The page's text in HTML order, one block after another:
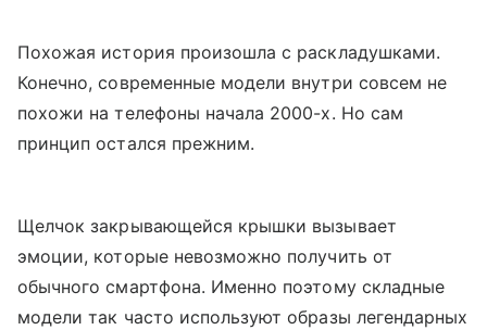
Похожая история произошла с раскладушками.
Конечно, современные модели внутри совсем не
похожи на телефоны начала 2000-х. Но сам
принцип остался прежним.
Щелчок закрывающейся крышки вызывает
эмоции, которые невозможно получить от
обычного смартфона. Именно поэтому складные
модели так часто используют образы легендарных